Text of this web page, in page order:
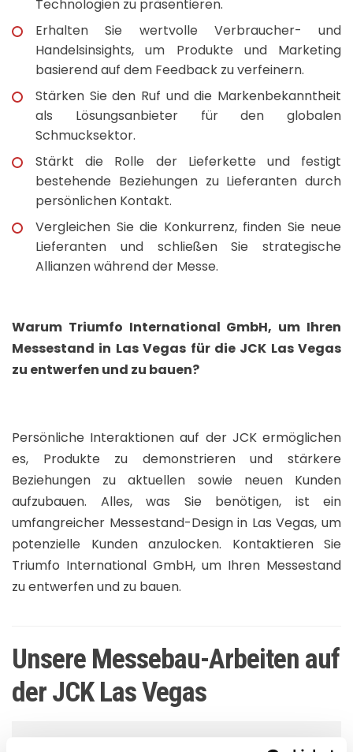
Technologien zu präsentieren.
Erhalten Sie wertvolle Verbraucher- und
Handelsinsights, um Produkte und Marketing
basierend auf dem Feedback zu verfeinern.
Stärken Sie den Ruf und die Markenbekanntheit
als Lösungsanbieter für den globalen
Schmucksektor.
Stärkt die Rolle der Lieferkette und festigt
bestehende Beziehungen zu Lieferanten durch
persönlichen Kontakt.
Vergleichen Sie die Konkurrenz, finden Sie neue
Lieferanten und schließen Sie strategische
Allianzen während der Messe.
Warum Triumfo International GmbH, um Ihren
Messestand in Las Vegas für die JCK Las Vegas
zu entwerfen und zu bauen?
Persönliche Interaktionen auf der JCK ermöglichen
es, Produkte zu demonstrieren und stärkere
Beziehungen zu aktuellen sowie neuen Kunden
aufzubauen. Alles, was Sie benötigen, ist ein
umfangreicher Messestand-Design in Las Vegas, um
potenzielle Kunden anzulocken. Kontaktieren Sie
Triumfo International GmbH, um Ihren Messestand
zu entwerfen und zu bauen.
Unsere Messebau-Arbeiten auf
der JCK Las Vegas